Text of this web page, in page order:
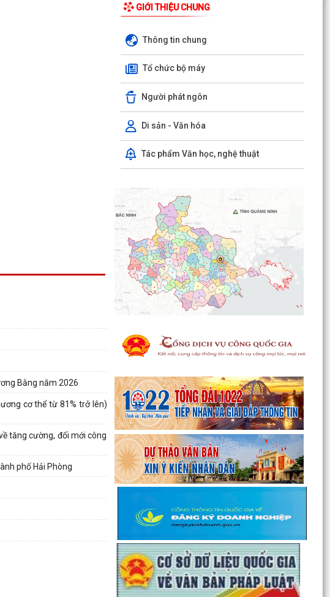
Bằng năm 2026
cơ thể từ 81% trở lên)
tăng cường, đổi mới công
phố Hải Phòng
GIỚI THIỆU CHUNG
Thông tin chung
Tổ chức bộ máy
Người phát ngôn
Di sản - Văn hóa
Tác phẩm Văn học, nghệ thuật
Hội đồng xác nhận người có công và Hội đồng
Chính sách xã Nguyễn Lương Bằng họp xét
duyệt hồ sơ đề...
BAN THƯỜNG VỤ ĐẢNG UỶ XÃ NGUYỄN LƯƠNG
HƯƠNG TƯỞNG NIỆM PHÓ CHỦ...
THƯỜNG LỆ GIỮA NĂM 2026 HĐND THÀNH PHỐ
HẢI PHÒNG KHÓA XVII,...
ĐỘI TUYỂN U10 XÃ NGUYỄN LƯƠNG BẰNG RA
QUÂN ĐẠI THẮNG TẠI GIẢI BÓNG ĐÁ HOA
PHƯỢNG THÀNH PHỐ HẢI...
ĐỘI TUYỂN U10 XÃ NGUYỄN LƯƠNG BẰNG SẴN
SÀNG TRANH TÀI TẠI GIẢI BÓNG ĐÁ HOA
Lan tỏa nghĩa cử cao đẹp trong phong trào hiến
Ban Thường vụ Đảng ủy xã Nguyễn Lương Bằng
công bố các quyết định kiện toàn cấp ủy chi bộ
thôn và...